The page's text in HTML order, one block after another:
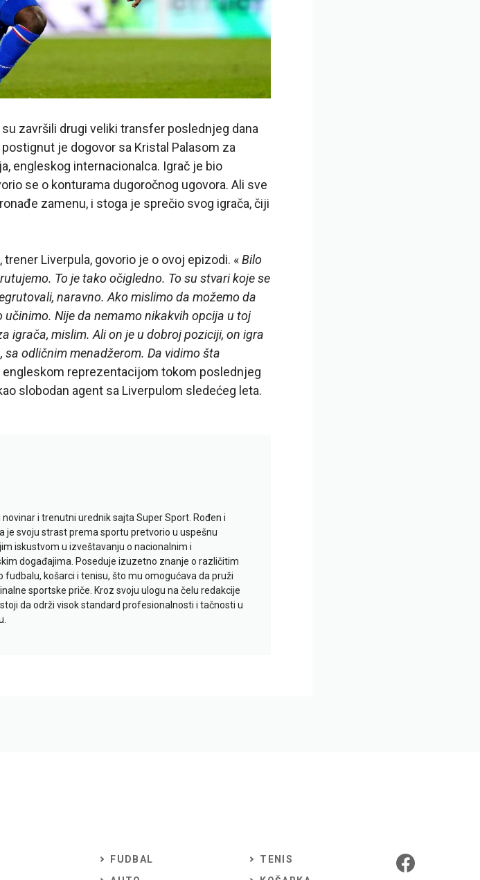
završili drugi veliki transfer poslednjeg dana
je dogovor sa Kristal Palasom za
engleskog internacionalca. Igrač je bio
se o konturama dugoročnog ugovora. Ali sve
zamenu, i stoga je sprečio svog igrača, čiji
Liverpula, govorio je o ovoj epizodi. «Bilo
To je tako očigledno. To su stvari koje se
naravno. Ako mislimo da možemo da
Nije da nemamo nikakvih opcija u toj
igrača, mislim. Ali on je u dobroj poziciji, on igra
sa odličnim menadžerom. Da vidimo šta
engleskom reprezentacijom tokom poslednjeg
slobodan agent sa Liverpulom sledećeg leta.
novinar i trenutni urednik sajta Super Sport. Rođen i
je svoju strast prema sportu pretvorio u uspešnu
iskustvom u izveštavanju o nacionalnim i
događajima. Poseduje izuzetno znanje o različitim
fudbalu, košarci i tenisu, što mu omogućava da pruži
sportske priče. Kroz svoju ulogu na čelu redakcije
da održi visok standard profesionalnosti i tačnosti u
FUDBAL
TENIS